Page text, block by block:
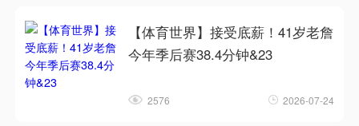
【体育世界】接受底薪！41岁老詹
今年季后赛38.4分钟&23
2576 2026-07-24